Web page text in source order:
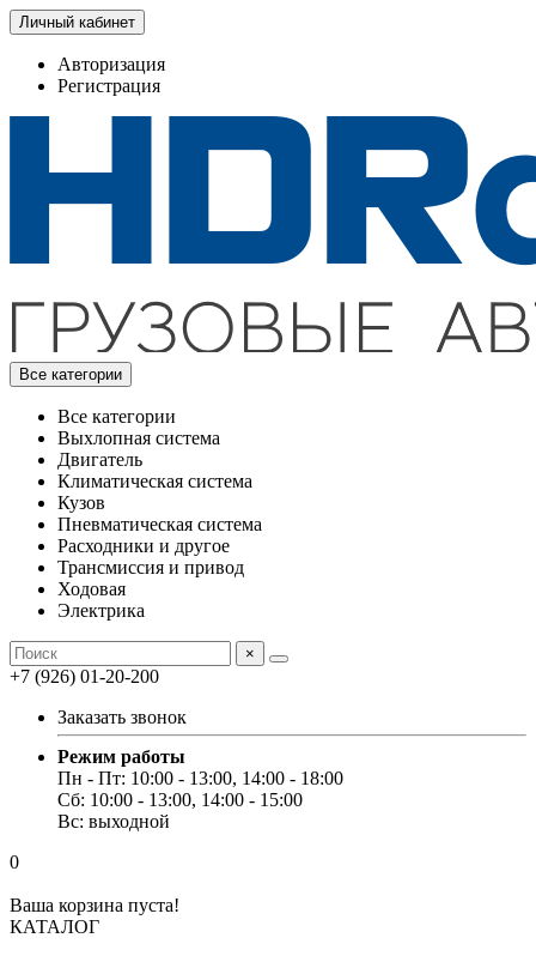
Личный кабинет
Авторизация
Регистрация
Все категории
Все категории
Выхлопная система
Двигатель
Климатическая система
Кузов
Пневматическая система
Расходники и другое
Трансмиссия и привод
Ходовая
Электрика
×
+7 (926) 01-20-200
Заказать звонок
Режим работы
Пн - Пт: 10:00 - 13:00, 14:00 - 18:00
Сб: 10:00 - 13:00, 14:00 - 15:00
Вс: выходной
0
Ваша корзина пуста!
КАТАЛОГ